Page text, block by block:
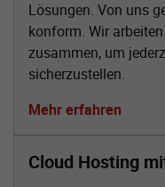
Lösungen. Von uns
konform. Wir
zusammen, um
sicherzustellen.
Mehr erfahren
Cloud Hosting